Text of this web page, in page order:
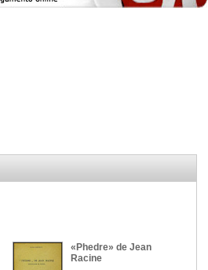
«Phedre» de Jean
Racine